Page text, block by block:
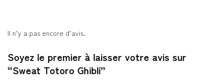
Il n’y a pas encore d’avis.
Soyez le premier à laisser votre avis sur
“Sweat Totoro Ghibli”